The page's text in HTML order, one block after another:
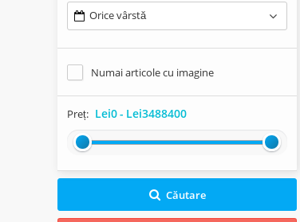
Orice vârstă
Numai articole cu imagine
Preț: Lei0- Lei3488400
Căutare